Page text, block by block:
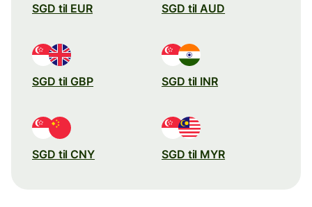
SGD til EUR SGD til AUD
SGD til GBP SGD til INR
SGD til CNY SGD til MYR